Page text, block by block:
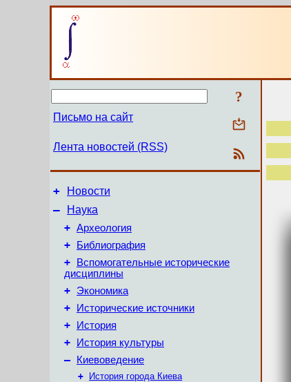
?
Письмо на сайт
Лента новостей (RSS)
+ Новости
–
Наука
+ Археология
+ Библиография
+
Вспомогательные исторические
дисциплины
+ Экономика
+ Исторические источники
+ История
+ История культуры
– Киевоведение
+
История города Киева